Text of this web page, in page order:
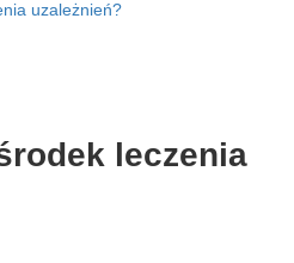
uzależnień?
leczenia